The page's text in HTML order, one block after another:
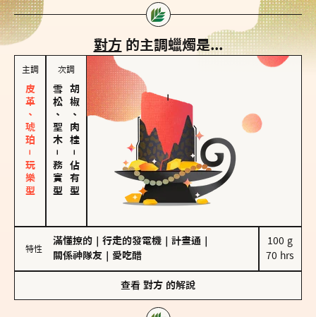
對方 的主調蠟燭是...
主調
皮革、琥珀－玩樂型
次調
雪松、聖木
－
務實型
胡椒、肉桂
－
佔有型
特性
滿懂撩的 行走的發電機 計畫通
關係神隊友
愛吃醋
100 g
70 hrs
查看 對方 的解說